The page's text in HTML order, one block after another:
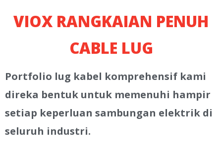
VIOX RANGKAIAN PENUH
CABLE LUG
Portfolio lug kabel komprehensif kami
direka bentuk untuk memenuhi hampir
setiap keperluan sambungan elektrik di
seluruh industri.